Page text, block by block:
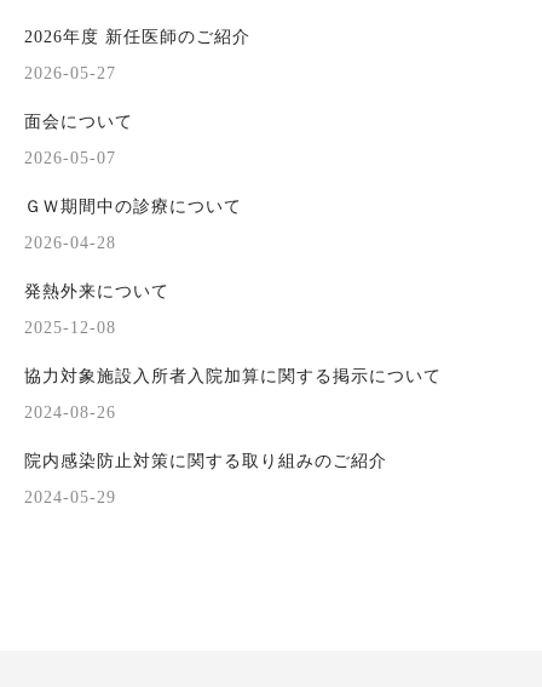
2026年度 新任医師のご紹介
2026-05-27
面会について
2026-05-07
ＧＷ期間中の診療について
2026-04-28
発熱外来について
2025-12-08
協力対象施設入所者入院加算に関する掲示について
2024-08-26
院内感染防止対策に関する取り組みのご紹介
2024-05-29